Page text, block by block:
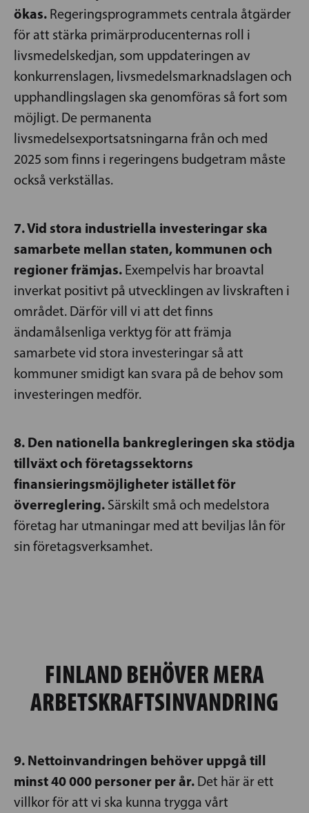
ökas. Regeringsprogrammets centrala åtgärder
för att stärka primärproducenternas roll i
livsmedelskedjan, som uppdateringen av
konkurrenslagen, livsmedelsmarknadslagen och
upphandlingslagen ska genomföras så fort som
möjligt. De permanenta
livsmedelsexportsatsningarna från och med
2025 som finns i regeringens budgetram måste
också verkställas.
7. Vid stora industriella investeringar ska
samarbete mellan staten, kommunen och
regioner främjas. Exempelvis har broavtal
inverkat positivt på utvecklingen av livskraften i
området. Därför vill vi att det finns
ändamålsenliga verktyg för att främja
samarbete vid stora investeringar så att
kommuner smidigt kan svara på de behov som
investeringen medför.
8. Den nationella bankregleringen ska stödja
tillväxt och företagssektorns
finansieringsmöjligheter istället för
överreglering. Särskilt små och medelstora
företag har utmaningar med att beviljas lån för
sin företagsverksamhet.
FINLAND BEHÖVER MERA
ARBETSKRAFTSINVANDRING
9. Nettoinvandringen behöver uppgå till
minst 40 000 personer per år. Det här är ett
villkor för att vi ska kunna trygga vårt